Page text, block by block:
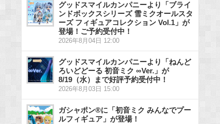
グッドスマイルカンパニーより「ブライ
ンドボックスシリーズ 雪ミクオールスタ
ーズ フィギュアコレクション Vol.1」が
登場！ご予約受付中！
2026年8月04日 12:00
グッドスマイルカンパニーより「ねんど
ろいどどーる 初音ミク ∞Ver.」が
8/19（水）まで好評予約受付中！
2026年8月03日 15:00
ガシャポン®に「初音ミク みんなでプー
ルフィギュア」が登場！